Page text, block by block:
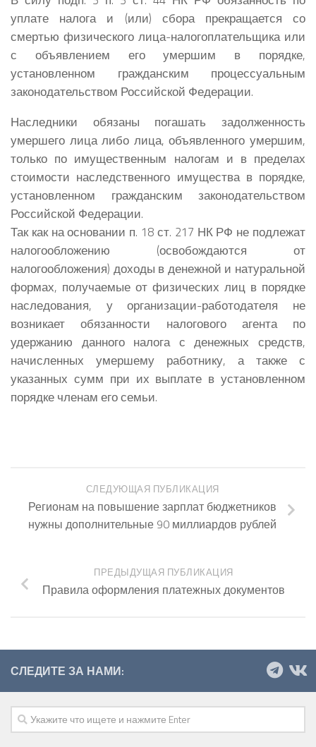
уплате налога и (или) сбора прекращается со
смертью физического лица-налогоплательщика или
с объявлением его умершим в порядке,
установленном гражданским процессуальным
законодательством Российской Федерации.
Наследники обязаны погашать задолженность
умершего лица либо лица, объявленного умершим,
только по имущественным налогам и в пределах
стоимости наследственного имущества в порядке,
установленном гражданским законодательством
Российской Федерации.
Так как на основании п. 18 ст. 217 НК РФ не подлежат
налогообложению (освобождаются от
налогообложения) доходы в денежной и натуральной
формах, получаемые от физических лиц в порядке
наследования, у организации-работодателя не
возникает обязанности налогового агента по
удержанию данного налога с денежных средств,
начисленных умершему работнику, а также с
указанных сумм при их выплате в установленном
порядке членам его семьи.
СЛЕДУЮЩАЯ ПУБЛИКАЦИЯ
Регионам на повышение зарплат бюджетников
нужны дополнительные 90 миллиардов рублей
ПРЕДЫДУЩАЯ ПУБЛИКАЦИЯ
Правила оформления платежных документов
СЛЕДИТЕ ЗА НАМИ: